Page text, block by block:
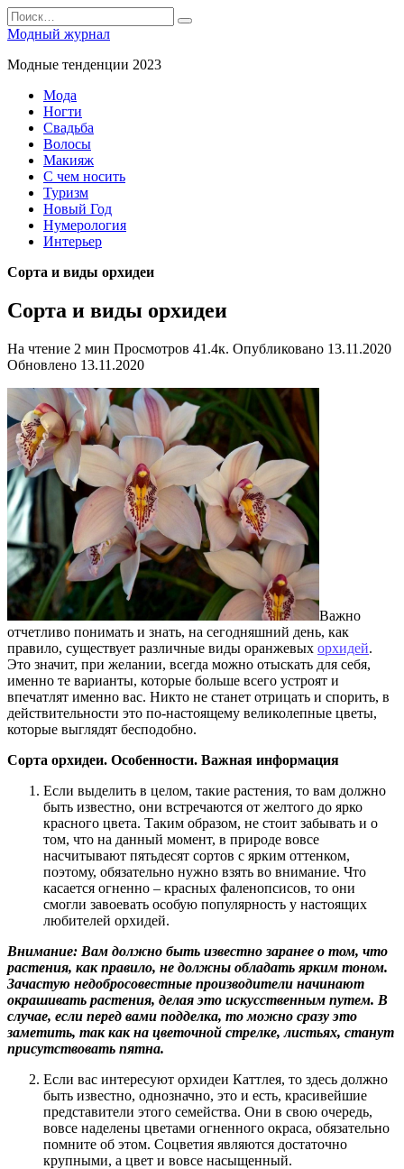
Перейти
к
содержанию
Search
for:
Модный журнал
Модные тенденции 2023
Мода
Ногти
Свадьба
Волосы
Макияж
С чем носить
Туризм
Новый Год
Нумерология
Интерьер
Сорта и виды орхидеи
Сорта и виды орхидеи
На чтение 2 мин Просмотров 41.4к. Опубликовано 13.11.2020
Обновлено 13.11.2020
Важно
отчетливо понимать и знать, на сегодняшний день, как
правило, существует различные виды оранжевых орхидей.
Это значит, при желании, всегда можно отыскать для себя,
именно те варианты, которые больше всего устроят и
впечатлят именно вас. Никто не станет отрицать и спорить, в
действительности это по-настоящему великолепные цветы,
которые выглядят бесподобно.
Сорта орхидеи. Особенности. Важная информация
Если выделить в целом, такие растения, то вам должно
быть известно, они встречаются от желтого до ярко
красного цвета. Таким образом, не стоит забывать и о
том, что на данный момент, в природе вовсе
насчитывают пятьдесят сортов с ярким оттенком,
поэтому, обязательно нужно взять во внимание. Что
касается огненно – красных фаленопсисов, то они
смогли завоевать особую популярность у настоящих
любителей орхидей.
Внимание: Вам должно быть известно заранее о том, что
растения, как правило, не должны обладать ярким тоном.
Зачастую недобросовестные производители начинают
окрашивать растения, делая это искусственным путем. В
случае, если перед вами подделка, то можно сразу это
заметить, так как на цветочной стрелке, листьях, станут
присутствовать пятна.
Если вас интересуют орхидеи Каттлея, то здесь должно
быть известно, однозначно, это и есть, красивейшие
представители этого семейства. Они в свою очередь,
вовсе наделены цветами огненного окраса, обязательно
помните об этом. Соцветия являются достаточно
крупными, а цвет и вовсе насыщенный.